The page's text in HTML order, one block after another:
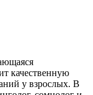
качественную
у взрослых. В